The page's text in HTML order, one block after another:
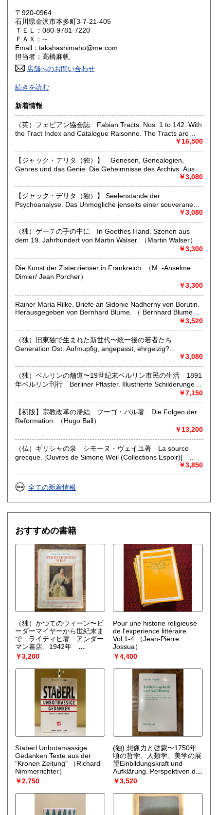
岡山県
山口県 460円
香川県 460円
高知県 460円
佐賀県
熊本県 460円 大分県 460円
宮崎県 460円 鹿児島県 460円
沖縄県 460円
〒920-0964
石川県金沢市本多町3-7-21-405
ＴＥＬ：080-9781-7220
ＦＡＸ：--
Email：takahashimaho@me.com
担当者：高橋麻帆
店舗へのお問い合わせ
ドイツ・オーストリアを中心とする西洋の文化とその受容に
かかわる古書籍、 文学、哲学、芸術、書誌、博物誌、地誌学
店舗はありませんが、現在、香林坊東急スクエア２階ヴィン
テージマーケット内で出店しております。開店時間；10:00-
20:00 住所；石川県金沢市香林坊２丁目１−１
https://takahashima.thebase.in/blog/2026/02/04/230224
Specialities;
German and austrian old and rare books, published in
architecture, music, photography, dance, theater, natural
science, travel and decorative arts (books and prints).
沿線名：-
最寄駅：-
営業時間：出張に出ております際にはご対応が遅くなること
があります。小規模の経営体制です。ご理解いただけますよ
うお願いいたします。
定休日：-
買い取りのご相談お待ちしております。
弊店は洋書が専門ですので、特に洋書のご整理をお考えの方
取り扱い分野
哲学宗教、美術工芸、外国文学、外国書、古書一般（その
続きを読む
新着情報
（英）フェビアン協会誌 Fabian Tracts. Nos. 1 to 142. With
the Tract Index and Catalogue Raisonne. The Tracts are
bound in oder of Number, Those Missing are out of Print or
1909.. To be Obtained at The Fabian Office, 3 Clement's Inn,
Stand, W. G.5 7 13 14 15 20 23 28 29 32 37 38 40 4142 44
45 48 51 54 62 64 69 70 72 75 78 79 82 83 84 85 86 87 90
91 92 93 94 95 97 98 99 102 104 107 108 109 111 112 113
115 116 118 119 121 122 123 124 126 127 128 129 130
131 132 133 134 135 136 137 138 139 140 141 142
￥16,500
【ジャック・デリタ（独）】 Genesen, Genealogien,
Genres und das Genie. Die Geheimnisse des Archivs. Aus
dem Franzosischen von Markus Sedlaczek. Herausgegeben
￥3,080
【ジャック・デリタ（独）】 Seelenstande der
Psychoanalyse. Das Unmogliche jenseits einer souveranen
Sorbonne in Paris. Aus dem Franzosischen von Hans- Dieter
Gondek. （Jacques Derrida）
￥3,080
（独）ゲーテの手の中に In Goethes Hand. Szenen aus
dem 19. Jahrhundert von Martin Walser. （Martin Walser）
￥3,300
Die Kunst der Zisterzienser in Frankreich. （M. -Anselme
Dimier/ Jean Porcher）
￥3,300
Rainer Maria Rilke. Briefe an Sidonie Nadherny von Borutin.
Herausgegeben von Bernhard Blume. （ Bernhard Blume
￥3,520
（独）旧東独で生まれた新世代〜統一後の若者たち
Generation Ost. Aufmupfig, angepasst, ehrgeizig?
Jugendliche nach der Wende. Zwolf Selbstaussagen. Mit
Billerbeck）
￥3,080
（独）ベルリンの舗道〜19世紀末ベルリン市民の生活 1891
年ベルリン刊行 Berliner Pflaster. Illustrierte Schilderungen
(hg.)）
￥7,150
【初版】宗教改革の帰結 フーゴ・バル著 Die Folgen der
Reformation. （Hugo Ball）
￥13,200
（仏）ギリシャの泉 シモーヌ・ヴェイユ著 La source
grecque. [Ouvres de Simone Weil (Collections Espoir)]
￥3,850
全ての新着情報
おすすめの書籍
（独）かつてのウィーン〜ビ
ーダーマイヤーから世紀末ま
で ライティヒ著 アンダー
マン書店、1942年
LEITICH, Ann Tizia.
Verklungenes Wien. Vom
Biedermeier zur
Jahrhundertwende. Wien,
Wilhelm Andermann, 1942.
（LEITICH, Ann Tizia）
￥3,200
Pour une historie religieuse
de l'experience littéraire
Vol.1-4
（Jean-Pierre
Jossua）
￥4,400
Staberl Unbotamassige
Gedanken Texte aus der
"Kronen Zeitung"
（Richard
Nimmerrichter）
￥2,750
(独) 想像力と啓蒙〜1750年
頃の哲学、人類学、美学の展
望Einbildungskraft und
Aufklärung. Perspektiven der
Philosophie Anthropologie
und Aesthetik um 1750.
[Studien zur deutschen
Luteratur, Bd. 148]
（Gabriele Dürbeck）
￥3,520